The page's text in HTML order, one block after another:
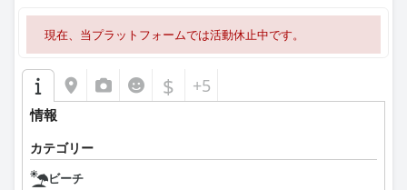
現在、当プラットフォームでは活動休止中です。
$ +5
情報
カテゴリー
ビーチ